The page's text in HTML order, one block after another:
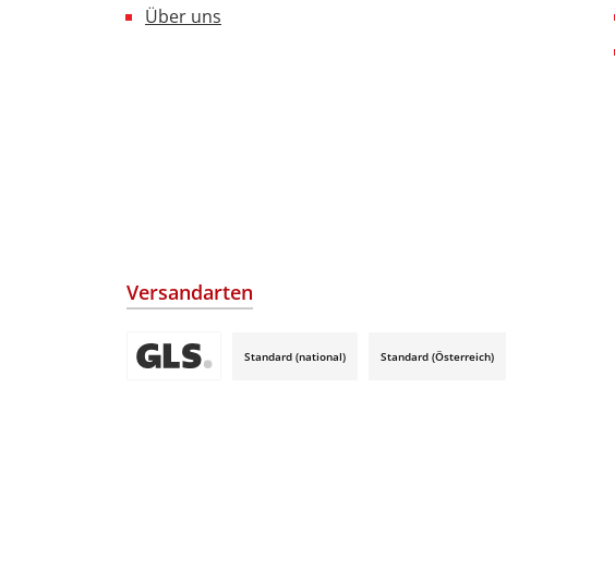
Über uns
Versandarten
Standard (national) Standard (Österreich)